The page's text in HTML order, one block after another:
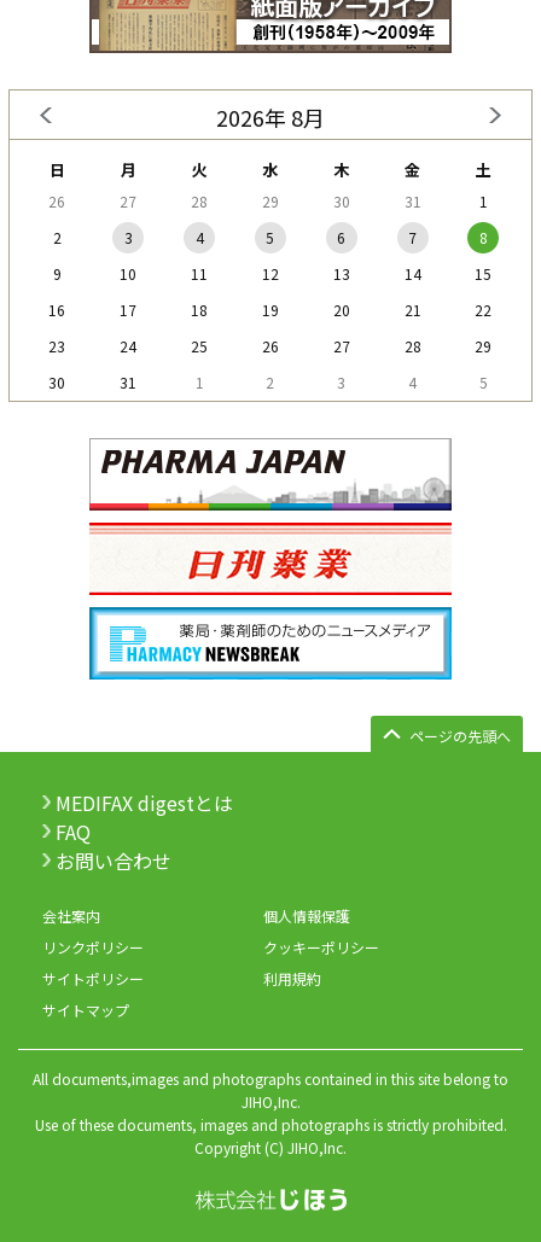
2026年 8月
日 月 火 水 木 金 土
26 27 28 29 30 31
1
2
3 4 5 6 7
8
9
10 11 12 13 14
15
16
17 18 19 20 21
22
23
24 25 26 27 28
29
30
31 1 2 3 4 5
ページの先頭へ
MEDIFAX digestとは
FAQ
お問い合わせ
会社案内
個人情報保護
リンクポリシー
クッキーポリシー
サイトポリシー
利用規約
サイトマップ
All documents,images and photographs contained in this site belong to
JIHO,Inc.
Use of these documents, images and photographs is strictly prohibited.
Copyright (C) JIHO,Inc.